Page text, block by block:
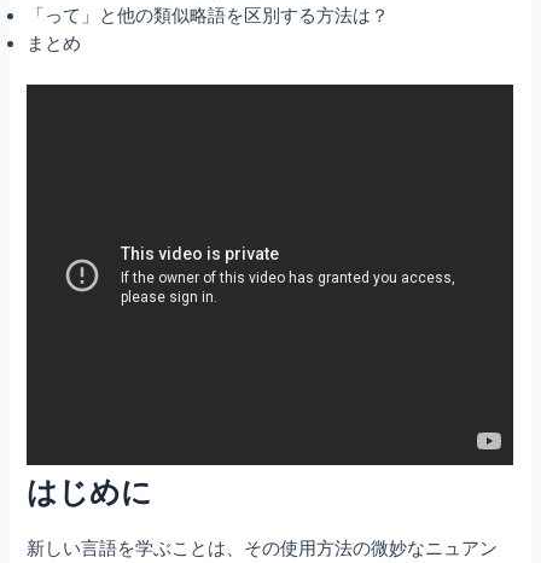
「って」と他の類似略語を区別する方法は？
まとめ
はじめに
新しい言語を学ぶことは、その使用方法の微妙なニュアン